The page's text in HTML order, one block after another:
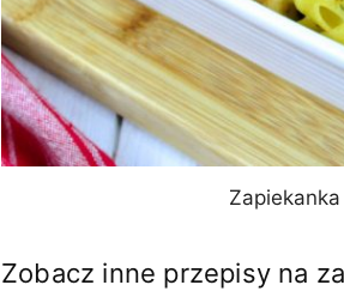
Zobacz inne przepisy na